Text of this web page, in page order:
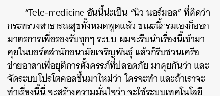
“Tele-medicine อันนี้น่ะเป็น “นิว นอร์มอล” ที่คิดว่า
กระทรวงสาธารณสุขทั้งหมดพูดแล้ว ขณะนี้กรมเองก็ออก
มาตรการเพื่อรองรับทุกๆ ระบบ ผมจะรีบนำเรื่องนี้เข้ามา
คุยในบอร์ดสำนักอนามัยเจริญพันธุ์ แล้วก็รีบชวนเครือ
ข่ายอาสาเพื่อยุติการตั้งครรภ์ที่ปลอดภัย มาคุยกันว่า และ
จัดระบบโปรโตคอลขึ้นมาใหม่ว่า ใครจะทำ และถ้าเราจะ
ทำเรื่องนี้นี่ จะสร้างความมั่นใจว่า จะใช้ระบบเทคโนโลยี